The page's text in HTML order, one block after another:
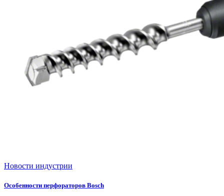
Новости индустрии
Особенности перфораторов Bosch